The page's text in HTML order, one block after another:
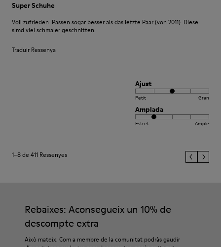
Super Schuhe
Voll zufrieden. Passen sogar besser als das letzte Paar (von 2011). Diese
simd viel schmaler geschnitten.
Traduir Ressenya
Ajust
Petit Gran
Amplada
Estret Ample
1–8 de 411 Ressenyes
Rebaixes: Aconsegueix un 10% de
descompte extra
Això mateix. Com a membre de la comunitat podràs gaudir